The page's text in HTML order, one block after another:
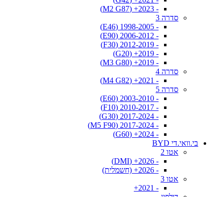
- 2023+ (M2 G87)
סדרה 3
- 1998-2005 (E46)
- 2006-2012 (E90)
- 2012-2019 (F30)
- 2019+ (G20)
- 2019+ (M3 G80)
סדרה 4
- 2021+ (M4 G82)
סדרה 5
- 2003-2010 (E60)
- 2010-2017 (F10)
- 2017-2024 (G30)
- 2017-2024 (M5 F90)
- 2024+ (G60)
בי.וואי.די BYD
אטו 2
- 2026+ (DMI)
- 2026+ (חשמלית)
אטו 3
- 2021+